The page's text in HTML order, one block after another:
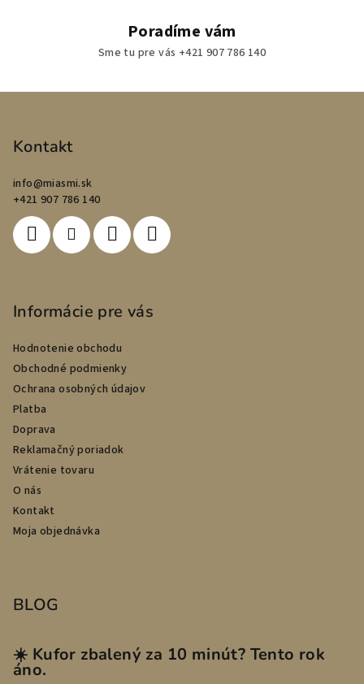
Poradíme vám
Sme tu pre vás +421 907 786 140
Kontakt
info@miasmi.sk
+421 907 786 140
Informácie pre vás
Hodnotenie obchodu
Obchodné podmienky
Ochrana osobných údajov
Platba
Doprava
Reklamačný poriadok
Vrátenie tovaru
O nás
Kontakt
Moja objednávka
BLOG
☀️ Kufor zbalený za 10 minút? Tento rok
áno.